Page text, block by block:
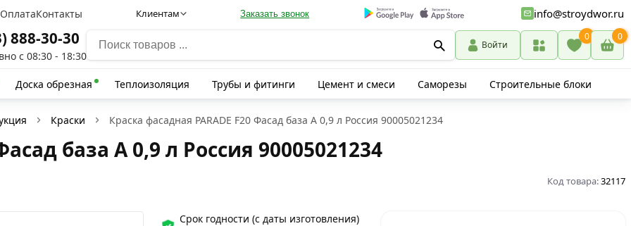
ОплатаКонтакты Клиентам Заказать звонок info@stroydwor.ru
888-30-30
с 08:30 - 18:30
Войти
0 0
Доска обрезная Теплоизоляция Трубы и фитинги Цемент и смеси Саморезы Строительные блоки
Краски Краска фасадная PARADE F20 Фасад база А 0,9 л Россия 90005021234
база А 0,9 л Россия 90005021234
Код товара:32117
Срок годности (с даты изготовления)